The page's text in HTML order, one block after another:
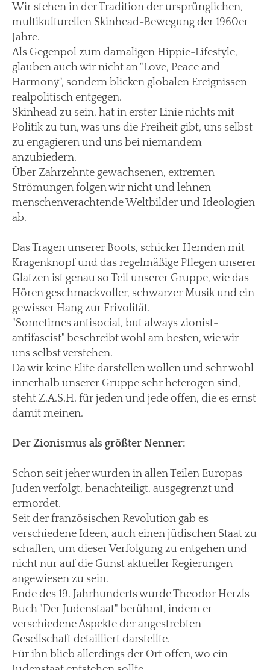
Wir stehen in der Tradition der ursprünglichen,
multikulturellen Skinhead-Bewegung der 1960er
Jahre.
Als Gegenpol zum damaligen Hippie-Lifestyle,
glauben auch wir nicht an "Love, Peace and
Harmony", sondern blicken globalen Ereignissen
realpolitisch entgegen.
Skinhead zu sein, hat in erster Linie nichts mit
Politik zu tun, was uns die Freiheit gibt, uns selbst
zu engagieren und uns bei niemandem
anzubiedern.
Über Zahrzehnte gewachsenen, extremen
Strömungen folgen wir nicht und lehnen
menschenverachtende Weltbilder und Ideologien
ab.
Das Tragen unserer Boots, schicker Hemden mit
Kragenknopf und das regelmäßige Pflegen unserer
Glatzen ist genau so Teil unserer Gruppe, wie das
Hören geschmackvoller, schwarzer Musik und ein
gewisser Hang zur Frivolität.
"Sometimes antisocial, but always zionist-
antifascist" beschreibt wohl am besten, wie wir
uns selbst verstehen.
Da wir keine Elite darstellen wollen und sehr wohl
innerhalb unserer Gruppe sehr heterogen sind,
steht Z.A.S.H. für jeden und jede offen, die es ernst
damit meinen.
Der Zionismus als größter Nenner:
Schon seit jeher wurden in allen Teilen Europas
Juden verfolgt, benachteiligt, ausgegrenzt und
ermordet.
Seit der französischen Revolution gab es
verschiedene Ideen, auch einen jüdischen Staat zu
schaffen, um dieser Verfolgung zu entgehen und
nicht nur auf die Gunst aktueller Regierungen
angewiesen zu sein.
Ende des 19. Jahrhunderts wurde Theodor Herzls
Buch "Der Judenstaat" berühmt, indem er
verschiedene Aspekte der angestrebten
Gesellschaft detailliert darstellte.
Für ihn blieb allerdings der Ort offen, wo ein